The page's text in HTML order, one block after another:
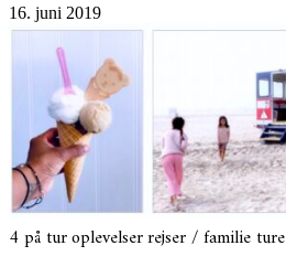
16. juni 2019
4 på turoplevelserrejser / familie ture